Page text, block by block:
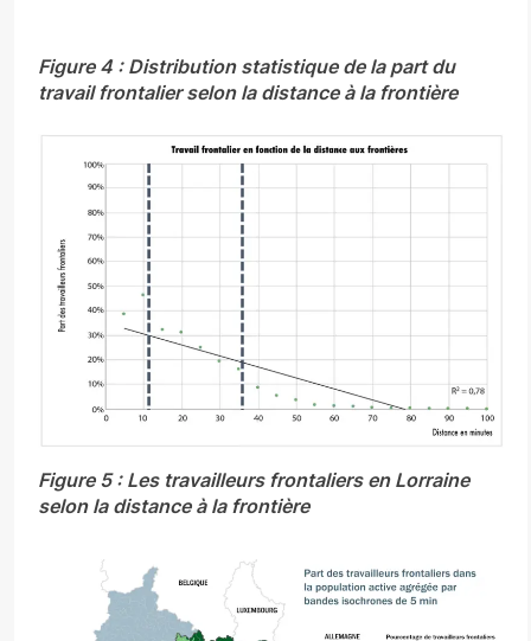
Figure 4 : Distribution statistique de la part du
travail frontalier selon la distance à la frontière
Figure 5 : Les travailleurs frontaliers en Lorraine
selon la distance à la frontière